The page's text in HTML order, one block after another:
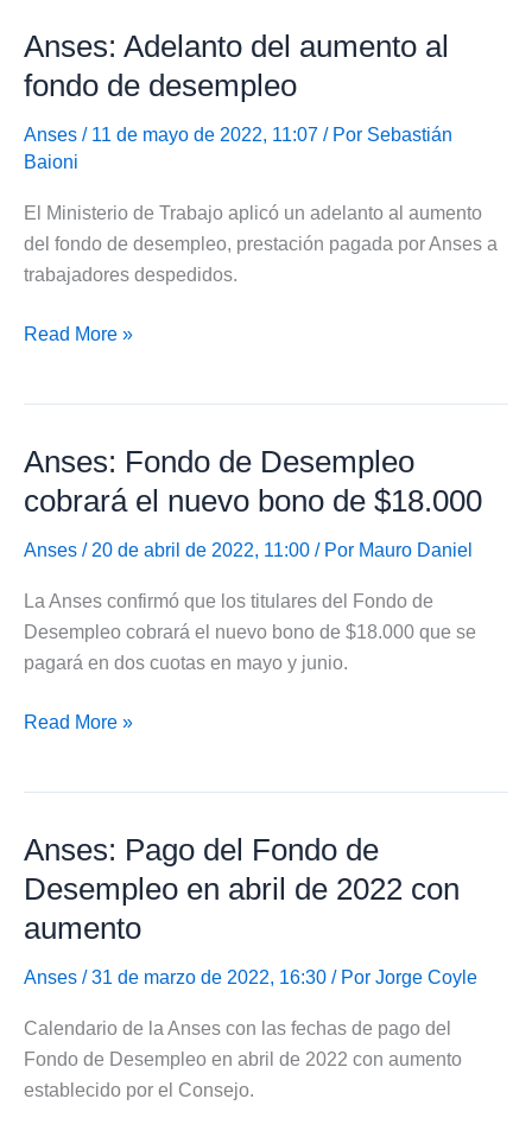
del
fondo
de
desempleo
desde
de
2022
Anses: Adelanto del aumento al
fondo de desempleo
Anses / 11 de mayo de 2022, 11:07 / Por Sebastián
Baioni
El Ministerio de Trabajo aplicó un adelanto al aumento
del fondo de desempleo, prestación pagada por Anses a
trabajadores despedidos.
Anses:
al
fondo
de
desempleo
Read More »
Anses: Fondo de Desempleo
cobrará el nuevo bono de $18.000
Anses / 20 de abril de 2022, 11:00 / Por Mauro Daniel
La Anses confirmó que los titulares del Fondo de
Desempleo cobrará el nuevo bono de $18.000 que se
pagará en dos cuotas en mayo y junio.
Anses:
cobrará
el
nuevo
bono
de
Read More »
Anses: Pago del Fondo de
Desempleo en abril de 2022 con
aumento
Anses / 31 de marzo de 2022, 16:30 / Por Jorge Coyle
Calendario de la Anses con las fechas de pago del
Fondo de Desempleo en abril de 2022 con aumento
establecido por el Consejo.